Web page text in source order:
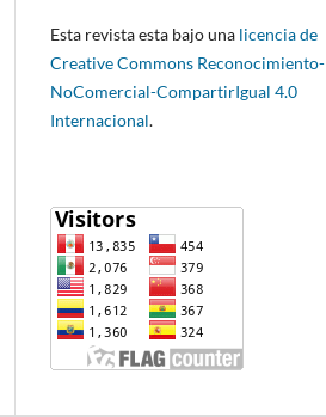
Esta revista esta bajo una licencia de
Creative Commons Reconocimiento-
NoComercial-CompartirIgual 4.0
Internacional.